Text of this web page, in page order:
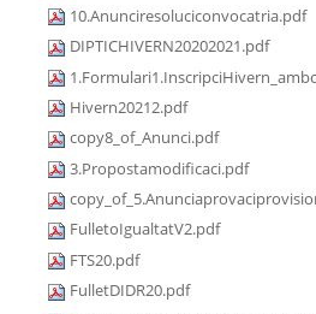
10.Anunciresoluciconvocatria.pdf
DIPTICHIVERN20202021.pdf
Hivern20212.pdf
copy8_of_Anunci.pdf
3.Propostamodificaci.pdf
FulletoIgualtatV2.pdf
FTS20.pdf
FulletDIDR20.pdf